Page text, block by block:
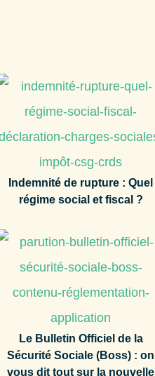
Indemnité de rupture : Quel
régime social et fiscal ?
Le Bulletin Officiel de la
Sécurité Sociale (Boss) : on
vous dit tout sur la nouvelle